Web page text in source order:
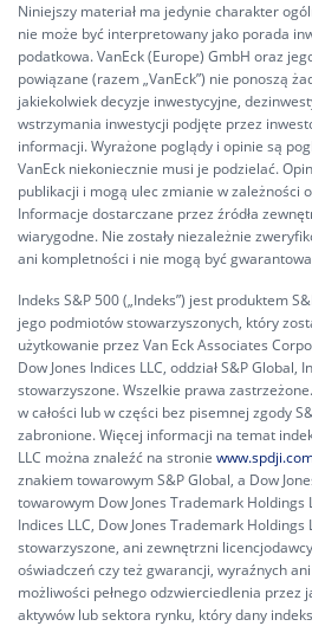
Niniejszy materiał ma jedynie charakter
nie może być interpretowany jako porada
podatkowa. VanEck (Europe) GmbH oraz
powiązane (razem „VanEck”) nie ponoszą
jakiekolwiek decyzje inwestycyjne,
wstrzymania inwestycji podjęte przez
informacji. Wyrażone poglądy i opinie są
VanEck niekoniecznie musi je podzielać.
publikacji i mogą ulec zmianie w zależności
Informacje dostarczane przez źródła
wiarygodne. Nie zostały niezależnie
ani kompletności i nie mogą być
Indeks S&P 500 („Indeks”) jest produktem
jego podmiotów stowarzyszonych, który
użytkowanie przez Van Eck Associates
Dow Jones Indices LLC, oddział S&P Global,
stowarzyszone. Wszelkie prawa
w całości lub w części bez pisemnej zgody
zabronione. Więcej informacji na temat
LLC można znaleźć na stronie
znakiem towarowym S&P Global, a Dow
towarowym Dow Jones Trademark Holdings
Indices LLC, Dow Jones Trademark Holdings
stowarzyszone, ani zewnętrzni
oświadczeń czy też gwarancji, wyraźnych
możliwości pełnego odzwierciedlenia przez
aktywów lub sektora rynku, który dany